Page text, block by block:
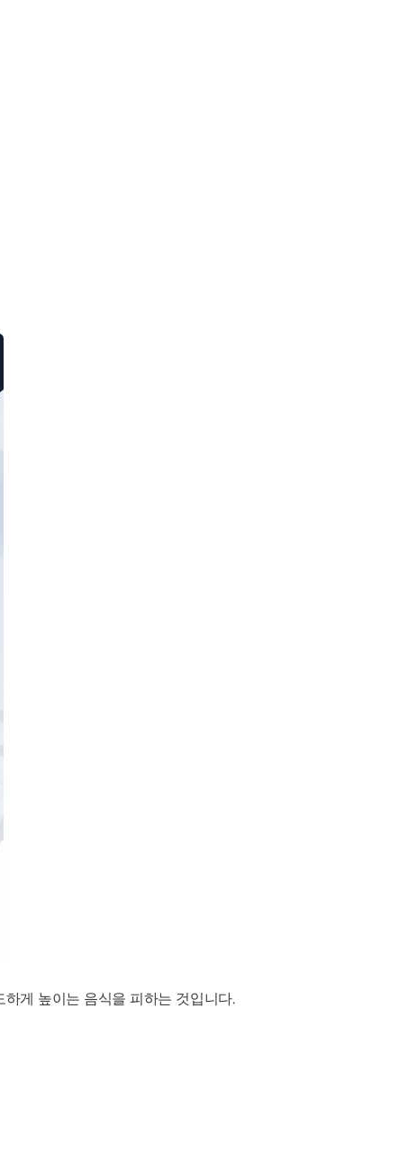
게 높이는 음식을 피하는 것입니다.